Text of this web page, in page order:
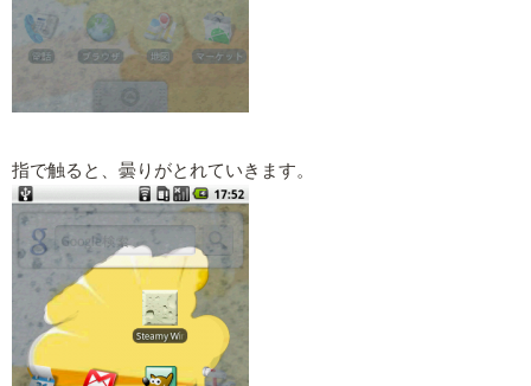
指で触ると、曇りがとれていきます。